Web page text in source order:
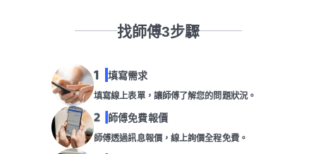
找師傅3步驟
填寫需求
填寫線上表單，讓師傅了解您的問題狀況。
師傅免費報價
師傅透過訊息報價，線上詢價全程免費。